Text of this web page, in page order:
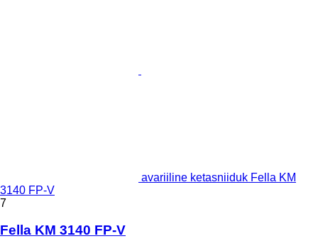
avariiline ketasniiduk Fella KM
3140 FP-V
7
Fella KM 3140 FP-V